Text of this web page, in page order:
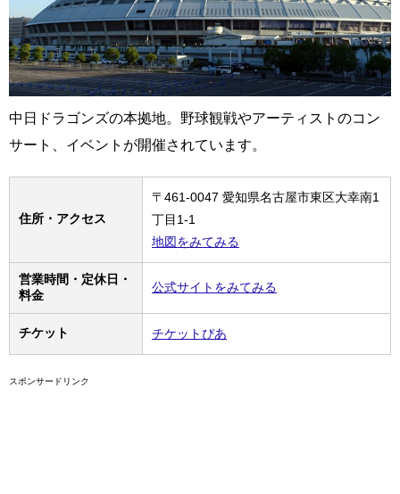
中日ドラゴンズの本拠地。野球観戦やアーティストのコン
サート、イベントが開催されています。
住所・アクセス
〒461-0047 愛知県名古屋市東区大幸南1
丁目1-1
地図をみてみる
営業時間・定休日・
料金
公式サイトをみてみる
チケット チケットぴあ
スポンサードリンク